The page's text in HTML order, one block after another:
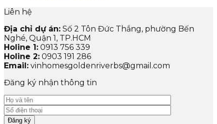
Liên hệ
Địa chỉ dự án: Số 2 Tôn Đức Thắng, phường Bến
Nghé, Quận 1, TP.HCM
Holine 1: 0913 756 339
Holine 2: 0903 191 286
Email: vinhomesgoldenriverbs@gmail.com
Đăng ký nhận thông tin